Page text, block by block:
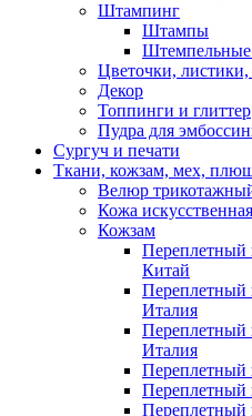
Штампинг
Штампы
Цветочки,
Декор
Топпинги и глиттер
Пудра для
Сургуч и печати
Ткани, кожзам, мех,
Велюр
Кожа искусственная
Кожзам
Переплетный
Китай
Переплетный
Италия
Переплетный
Италия
Переплетный
Переплетный